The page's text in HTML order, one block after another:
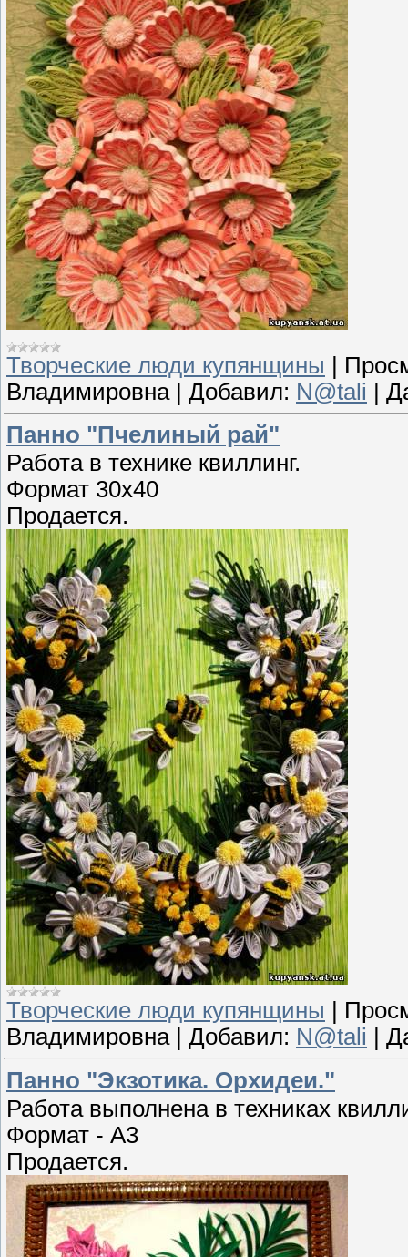
Творческие люди купянщины |
Владимировна | Добавил: N@tali |
Панно "Пчелиный рай"
Работа в технике квиллинг.
Формат 30х40
Продается.
Творческие люди купянщины
Владимировна| Добавил: N@tali
Панно "Экзотика. Орхидеи."
Работа выполнена в техниках
Формат - А3
Продается.